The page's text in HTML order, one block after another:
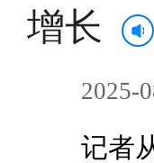
增长
2025-
记者从